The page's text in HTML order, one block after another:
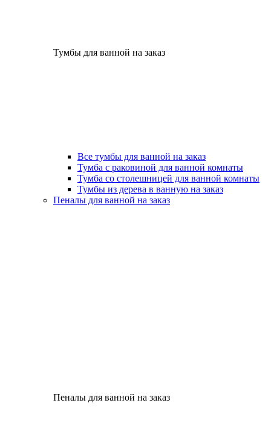
Тумбы для ванной на заказ
Все тумбы для ванной на заказ
Тумба с раковиной для ванной комнаты
Тумба со столешницей для ванной комнаты
Тумбы из дерева в ванную на заказ
Пеналы для ванной на заказ
Пеналы для ванной на заказ